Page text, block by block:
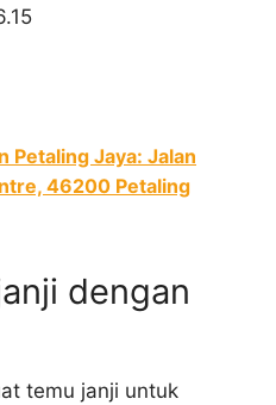
Petaling Jaya: Jalan
46200 Petaling
dengan
temu janji untuk